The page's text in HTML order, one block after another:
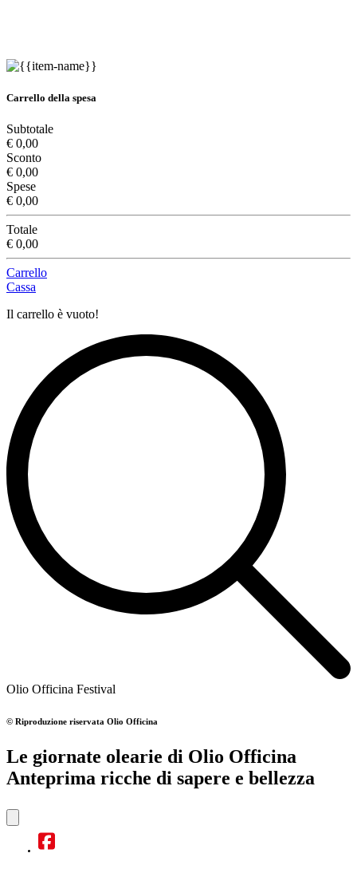
Carrello della spesa
Subtotale
€ 0,00
Sconto
€ 0,00
Spese
€ 0,00
Totale
€ 0,00
Carrello
Cassa
Il carrello è vuoto!
Olio Officina Festival
© Riproduzione riservata Olio Officina
Le giornate olearie di Olio Officina
Anteprima ricche di sapere e bellezza